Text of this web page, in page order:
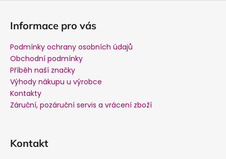
Informace pro vás
Podmínky ochrany osobních údajů
Obchodní podmínky
Příběh naší značky
Výhody nákupu u výrobce
Kontakty
Záruční, pozáruční servis a vrácení zboží
Kontakt